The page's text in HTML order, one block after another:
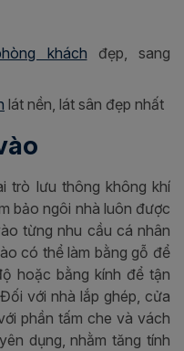
khách đẹp, sang
lát nền, lát sân đẹp nhất
trò lưu thông không khí
bảo ngôi nhà luôn được
từng nhu cầu cá nhân
có thể làm bằng gỗ để
hoặc bằng kính để tận
với nhà lắp ghép, cửa
phần tấm che và vách
dụng, nhằm tăng tính